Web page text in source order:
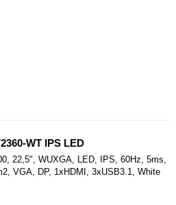
WT IPS LED
22,5", WUXGA, LED, IPS, 60Hz, 5ms,
VGA, DP, 1xHDMI, 3xUSB3.1, White